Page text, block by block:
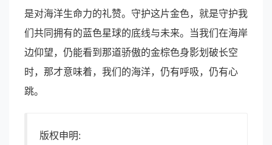
是对海洋生命力的礼赞。守护这片金色，就是守护我
们共同拥有的蓝色星球的底线与未来。当我们在海岸
边仰望，仍能看到那道骄傲的金棕色身影划破长空
时，那才意味着，我们的海洋，仍有呼吸，仍有心
跳。
版权申明: